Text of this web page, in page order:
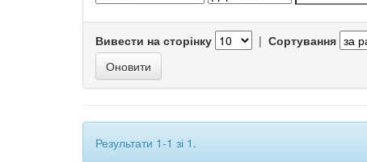
Вивести на сторінку | Сортування
Результати 1-1 зі 1.